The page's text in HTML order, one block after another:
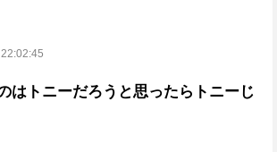
はトニーだろうと思ったらトニーじ